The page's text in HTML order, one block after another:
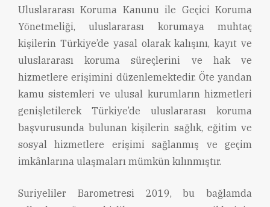
Uluslararası Koruma Kanunu ile Geçici Koruma
Yönetmeliği, uluslararası korumaya muhtaç
kişilerin Türkiye’de yasal olarak kalışını, kayıt ve
uluslararası koruma süreçlerini ve hak ve
hizmetlere erişimini düzenlemektedir. Öte yandan
kamu sistemleri ve ulusal kurumların hizmetleri
genişletilerek Türkiye’de uluslararası koruma
başvurusunda bulunan kişilerin sağlık, eğitim ve
sosyal hizmetlere erişimi sağlanmış ve geçim
imkânlarına ulaşmaları mümkün kılınmıştır.
Suriyeliler Barometresi 2019, bu bağlamda